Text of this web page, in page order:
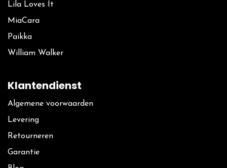
Lila Loves It
MiaCara
Paikka
William Walker
Klantendienst
Algemene voorwaarden
Levering
Retourneren
Garantie